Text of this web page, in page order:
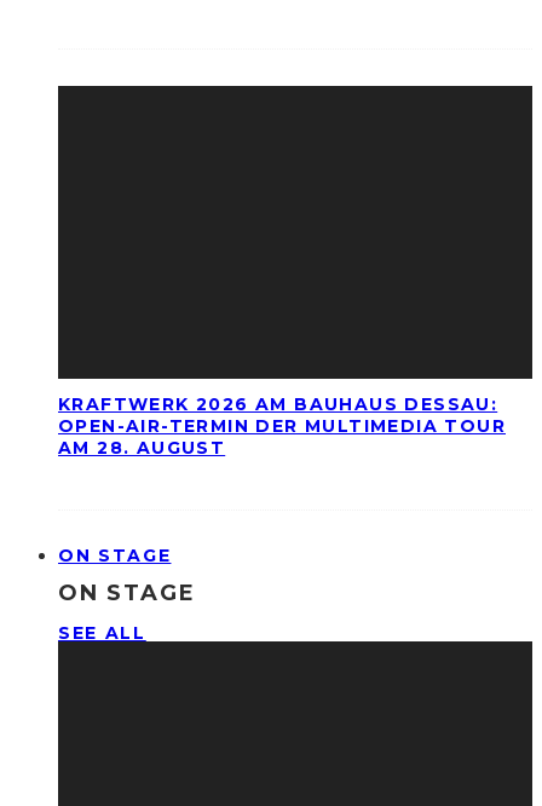
KRAFTWERK 2026 AM BAUHAUS DESSAU:
OPEN-AIR-TERMIN DER MULTIMEDIA TOUR
AM 28. AUGUST
ON STAGE
ON STAGE
SEE ALL